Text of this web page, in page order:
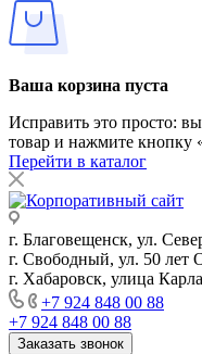
Ваша корзина пуста
Исправить это просто:
товар и нажмите кнопку
Перейти в каталог
г. Благовещенск, ул.
г. Свободный, ул. 50 лет
г. Хабаровск, улица
+7 924 848 00 88
+7 924 848 00 88
Заказать звонок